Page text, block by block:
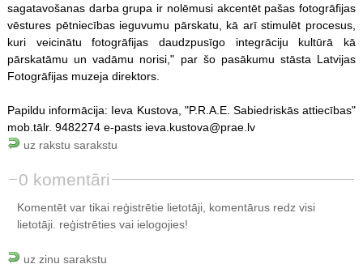
sagatavošanas darba grupa ir nolēmusi akcentēt pašas fotogrāfijas
vēstures pētniecības ieguvumu pārskatu, kā arī stimulēt procesus,
kuri veicinātu fotogrāfijas daudzpusīgo integrāciju kultūrā kā
pārskatāmu un vadāmu norisi," par šo pasākumu stāsta Latvijas
Fotogrāfijas muzeja direktors.
Papildu informācija: Ieva Kustova, "P.R.A.E. Sabiedriskās attiecības"
mob.tālr. 9482274 e-pasts ieva.kustova@prae.lv
uz rakstu sarakstu
0 komentāri
Komentēt var tikai reģistrētie lietotāji, komentārus redz visi
lietotāji. reģistrētiesvai ielogojies!
uz ziņu sarakstu